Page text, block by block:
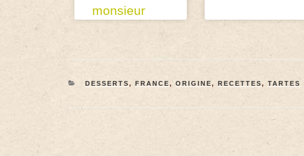
monsieur
DESSERTS, FRANCE, ORIGINE, RECETTES, TARTES